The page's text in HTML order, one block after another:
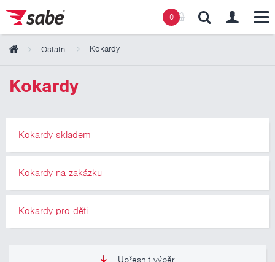
0
Ostatní Kokardy
Kokardy
Kokardy skladem
Kokardy na zakázku
Kokardy pro děti
Upřesnit výběr
Obsah košíku